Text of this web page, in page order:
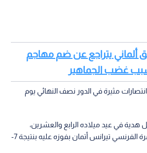
ألماني يتراجع عن ضم مهاجم
غضب الجماهير
انتصارات مثيرة في الدور نصف النهائي يوم
في عيد ميلاده الرابع والعشرين،
بعدما وضع حدا لمغامرة الفرنسي تيرانس أتمان بفوزه عليه بنتيجة 7-